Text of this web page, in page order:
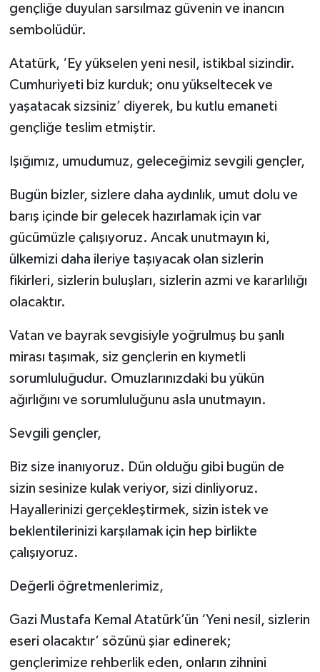
gençliğe duyulan sarsılmaz güvenin ve inancın
sembolüdür.
Atatürk, ‘Ey yükselen yeni nesil, istikbal sizindir.
Cumhuriyeti biz kurduk; onu yükseltecek ve
yaşatacak sizsiniz’ diyerek, bu kutlu emaneti
gençliğe teslim etmiştir.
Işığımız, umudumuz, geleceğimiz sevgili gençler,
Bugün bizler, sizlere daha aydınlık, umut dolu ve
barış içinde bir gelecek hazırlamak için var
gücümüzle çalışıyoruz. Ancak unutmayın ki,
ülkemizi daha ileriye taşıyacak olan sizlerin
fikirleri, sizlerin buluşları, sizlerin azmi ve kararlılığı
olacaktır.
Vatan ve bayrak sevgisiyle yoğrulmuş bu şanlı
mirası taşımak, siz gençlerin en kıymetli
sorumluluğudur. Omuzlarınızdaki bu yükün
ağırlığını ve sorumluluğunu asla unutmayın.
Sevgili gençler,
Biz size inanıyoruz. Dün olduğu gibi bugün de
sizin sesinize kulak veriyor, sizi dinliyoruz.
Hayallerinizi gerçekleştirmek, sizin istek ve
beklentilerinizi karşılamak için hep birlikte
çalışıyoruz.
Değerli öğretmenlerimiz,
Gazi Mustafa Kemal Atatürk’ün ‘Yeni nesil, sizlerin
eseri olacaktır’ sözünü şiar edinerek;
gençlerimize rehberlik eden, onların zihnini